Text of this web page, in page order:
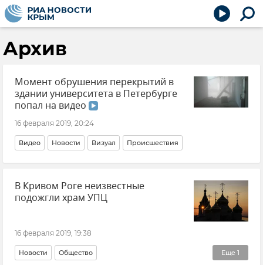
Архив
Момент обрушения перекрытий в
здании университета в Петербурге
попал на видео
16 февраля 2019, 20:24
Видео Новости Визуал Происшествия
В Кривом Роге неизвестные
подожгли храм УПЦ
16 февраля 2019, 19:38
Еще 1
Новости Общество